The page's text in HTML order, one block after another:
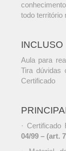
todo território
INCLUSO
Aula para
Tira dúvidas
Certificado
· Certificado
04/99 – (art.